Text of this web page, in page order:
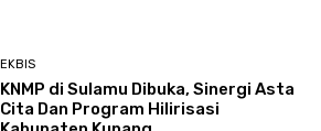
EKBIS
KNMP di Sulamu Dibuka, Sinergi Asta
Cita Dan Program Hilirisasi